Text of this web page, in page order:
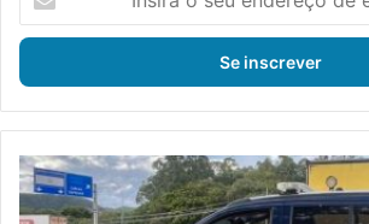
s
r
a
s
e
u
P
R
F